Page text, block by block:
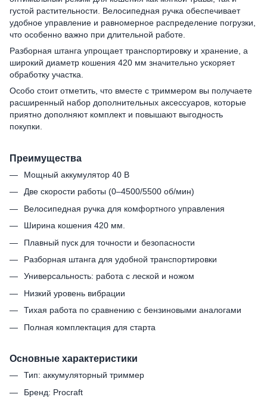
густой растительности. Велосипедная ручка обеспечивает
удобное управление и равномерное распределение погрузки,
что особенно важно при длительной работе.
Разборная штанга упрощает транспортировку и хранение, а
широкий диаметр кошения 420 мм значительно ускоряет
обработку участка.
Особо стоит отметить, что вместе с триммером вы получаете
расширенный набор дополнительных аксессуаров, которые
приятно дополняют комплект и повышают выгодность
покупки.
Преимущества
Мощный аккумулятор 40 В
Две скорости работы (0–4500/5500 об/мин)
Велосипедная ручка для комфортного управления
Ширина кошения 420 мм.
Плавный пуск для точности и безопасности
Разборная штанга для удобной транспортировки
Универсальность: работа с леской и ножом
Низкий уровень вибрации
Тихая работа по сравнению с бензиновыми аналогами
Полная комплектация для старта
Основные характеристики
Тип: аккумуляторный триммер
Бренд: Procraft